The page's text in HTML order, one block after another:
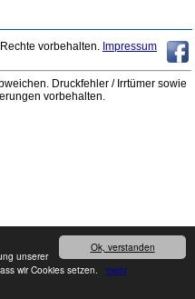
Ok, verstanden
unserer
wir Cookies setzen. mehr
vorbehalten. Impressum
Druckfehler / Irrtümer sowie
vorbehalten.